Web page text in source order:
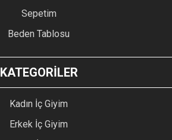
Sepetim
Beden Tablosu
KATEGORİLER
Kadın İç Giyim
Erkek İç Giyim